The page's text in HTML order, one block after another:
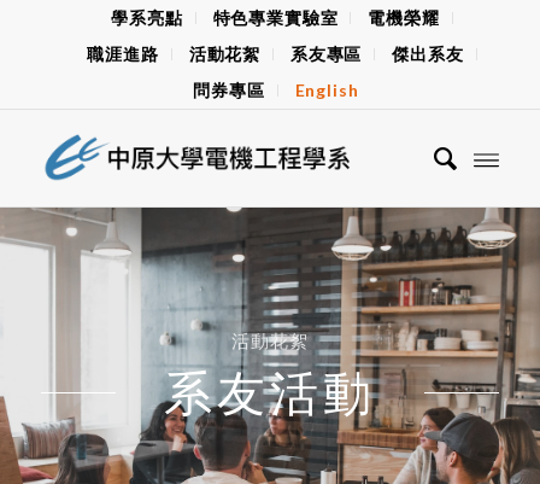
學系亮點 特色專業實驗室
電機榮耀
職涯進路
活動花絮 系友專區
傑出系友
問券專區
English
活動花絮
系友活動